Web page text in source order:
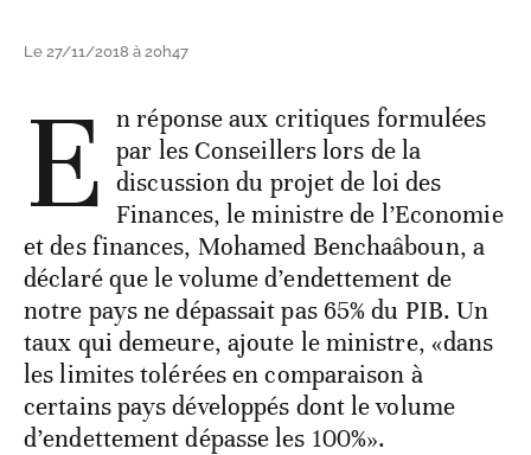
Le 27/11/2018 à 20h47
E n réponse aux critiques formulées
par les Conseillers lors de la
discussion du projet de loi des
Finances, le ministre de l’Economie
et des finances, Mohamed Benchaâboun, a
déclaré que le volume d’endettement de
notre pays ne dépassait pas 65% du PIB. Un
taux qui demeure, ajoute le ministre, «dans
les limites tolérées en comparaison à
certains pays développés dont le volume
d’endettement dépasse les 100%».